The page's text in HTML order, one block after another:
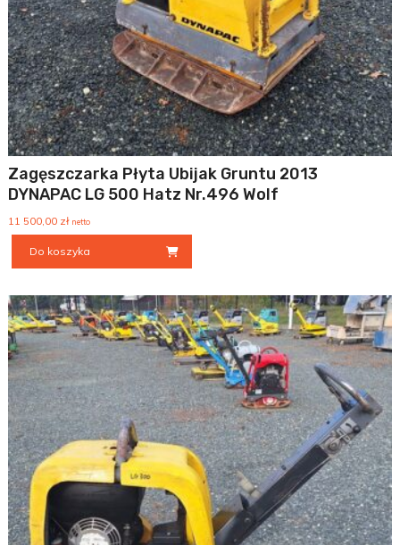
Zagęszczarka Płyta Ubijak Gruntu 2013
DYNAPAC LG 500 Hatz Nr.496 Wolf
11 500,00 zł netto
Do koszyka